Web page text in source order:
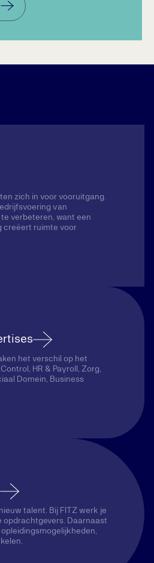
zich in voor vooruitgang.
van
verbeteren, want een
creëert ruimte voor
het verschil op het
HR & Payroll, Zorg,
Domein, Business
talent. Bij FITZ werk je
opdrachtgevers. Daarnaast